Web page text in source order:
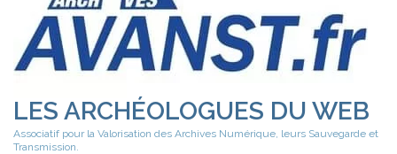
LES ARCHÉOLOGUES DU WEB
Associatif pour la Valorisation des Archives Numérique, leurs Sauvegarde et
Transmission.